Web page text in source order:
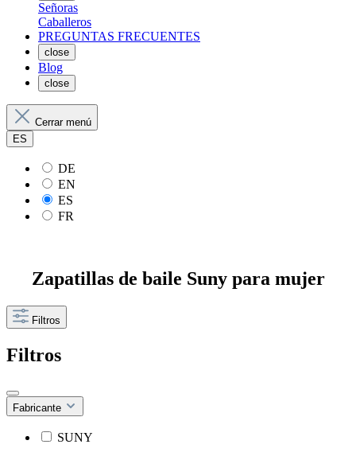
Señoras
Caballeros
PREGUNTAS FRECUENTES
close
Blog
close
Cerrar menú
ES
DE
EN
ES
FR
Zapatillas de baile Suny para mujer
Filtros
Filtros
Fabricante
SUNY